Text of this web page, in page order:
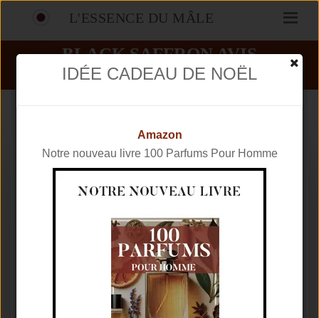
L'ESSENCE DU MÂLE
BLACK SAFFRON AVIS
PARFUMS BYREDO BLACK SAFFRON
BYREDO
IDÉE CADEAU DE NOËL
Amazon
Notre nouveau livre 100 Parfums Pour Homme